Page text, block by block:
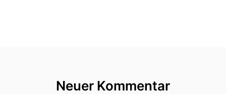
Neuer Kommentar